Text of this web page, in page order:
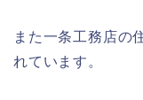
また一条工務店の
れています。